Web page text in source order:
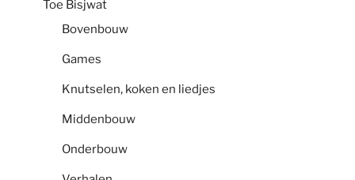
Toe Bisjwat
Bovenbouw
Games
Knutselen, koken en liedjes
Middenbouw
Onderbouw